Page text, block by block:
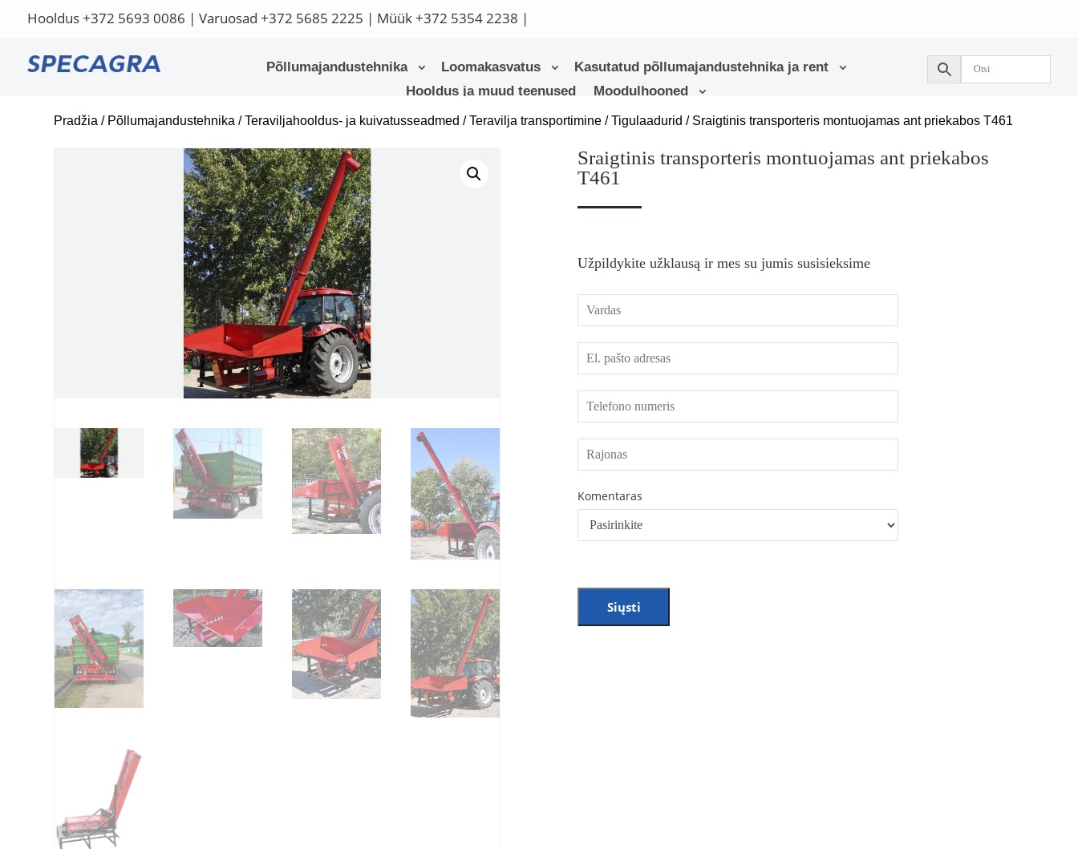
Hooldus+372 5693 0086 | Varuosad +372 5685 2225 | Müük+372 5354 2238 |
Põllumajandustehnika Loomakasvatus
Kasutatud põllumajandustehnika ja rent
Hooldus ja muud teenused
Moodulhooned
Pradžia / Põllumajandustehnika /Teraviljahooldus- ja kuivatusseadmed /Teravilja transportimine /Tigulaadurid / Sraigtinis transporteris montuojamas ant priekabos T461
Sraigtinis transporteris montuojamas ant priekabos
T461
Užpildykite užklausą ir mes su jumis susisieksime
Komentaras
Siųsti